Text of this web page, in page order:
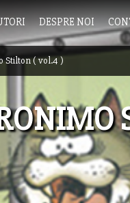
DESPRE NOI
Stilton ( vol.4 )